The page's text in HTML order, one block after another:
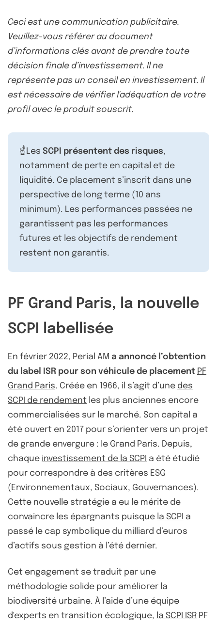
Ceci est une communication publicitaire.
Veuillez-vous référer au document
d’informations clés avant de prendre toute
décision finale d’investissement. Il ne
représente pas un conseil en investissement. Il
est nécessaire de vérifier l'adéquation de votre
profil avec le produit souscrit.
☝️Les SCPI présentent des risques,
notamment de perte en capital et de
liquidité. Ce placement s’inscrit dans une
perspective de long terme (10 ans
minimum). Les performances passées ne
garantissent pas les performances
futures et les objectifs de rendement
restent non garantis.
PF Grand Paris, la nouvelle
SCPI labellisée
En février 2022, Perial AM a annoncé l’obtention
du label ISR pour son véhicule de placement PF
Grand Paris. Créée en 1966, il s’agit d’une des
SCPI de rendement les plus anciennes encore
commercialisées sur le marché. Son capital a
été ouvert en 2017 pour s’orienter vers un projet
de grande envergure : le Grand Paris. Depuis,
chaque investissement de la SCPI a été étudié
pour correspondre à des critères ESG
(Environnementaux, Sociaux, Gouvernances).
Cette nouvelle stratégie a eu le mérite de
convaincre les épargnants puisque la SCPI a
passé le cap symbolique du milliard d’euros
d’actifs sous gestion à l’été dernier.
Cet engagement se traduit par une
méthodologie solide pour améliorer la
biodiversité urbaine. À l’aide d’une équipe
d'experts en transition écologique, la SCPI ISR PF